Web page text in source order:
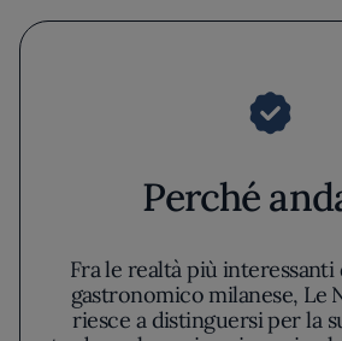
Perché
Fra le realtà più interessanti
gastronomico milanese, Le
riesce a distinguersi per la